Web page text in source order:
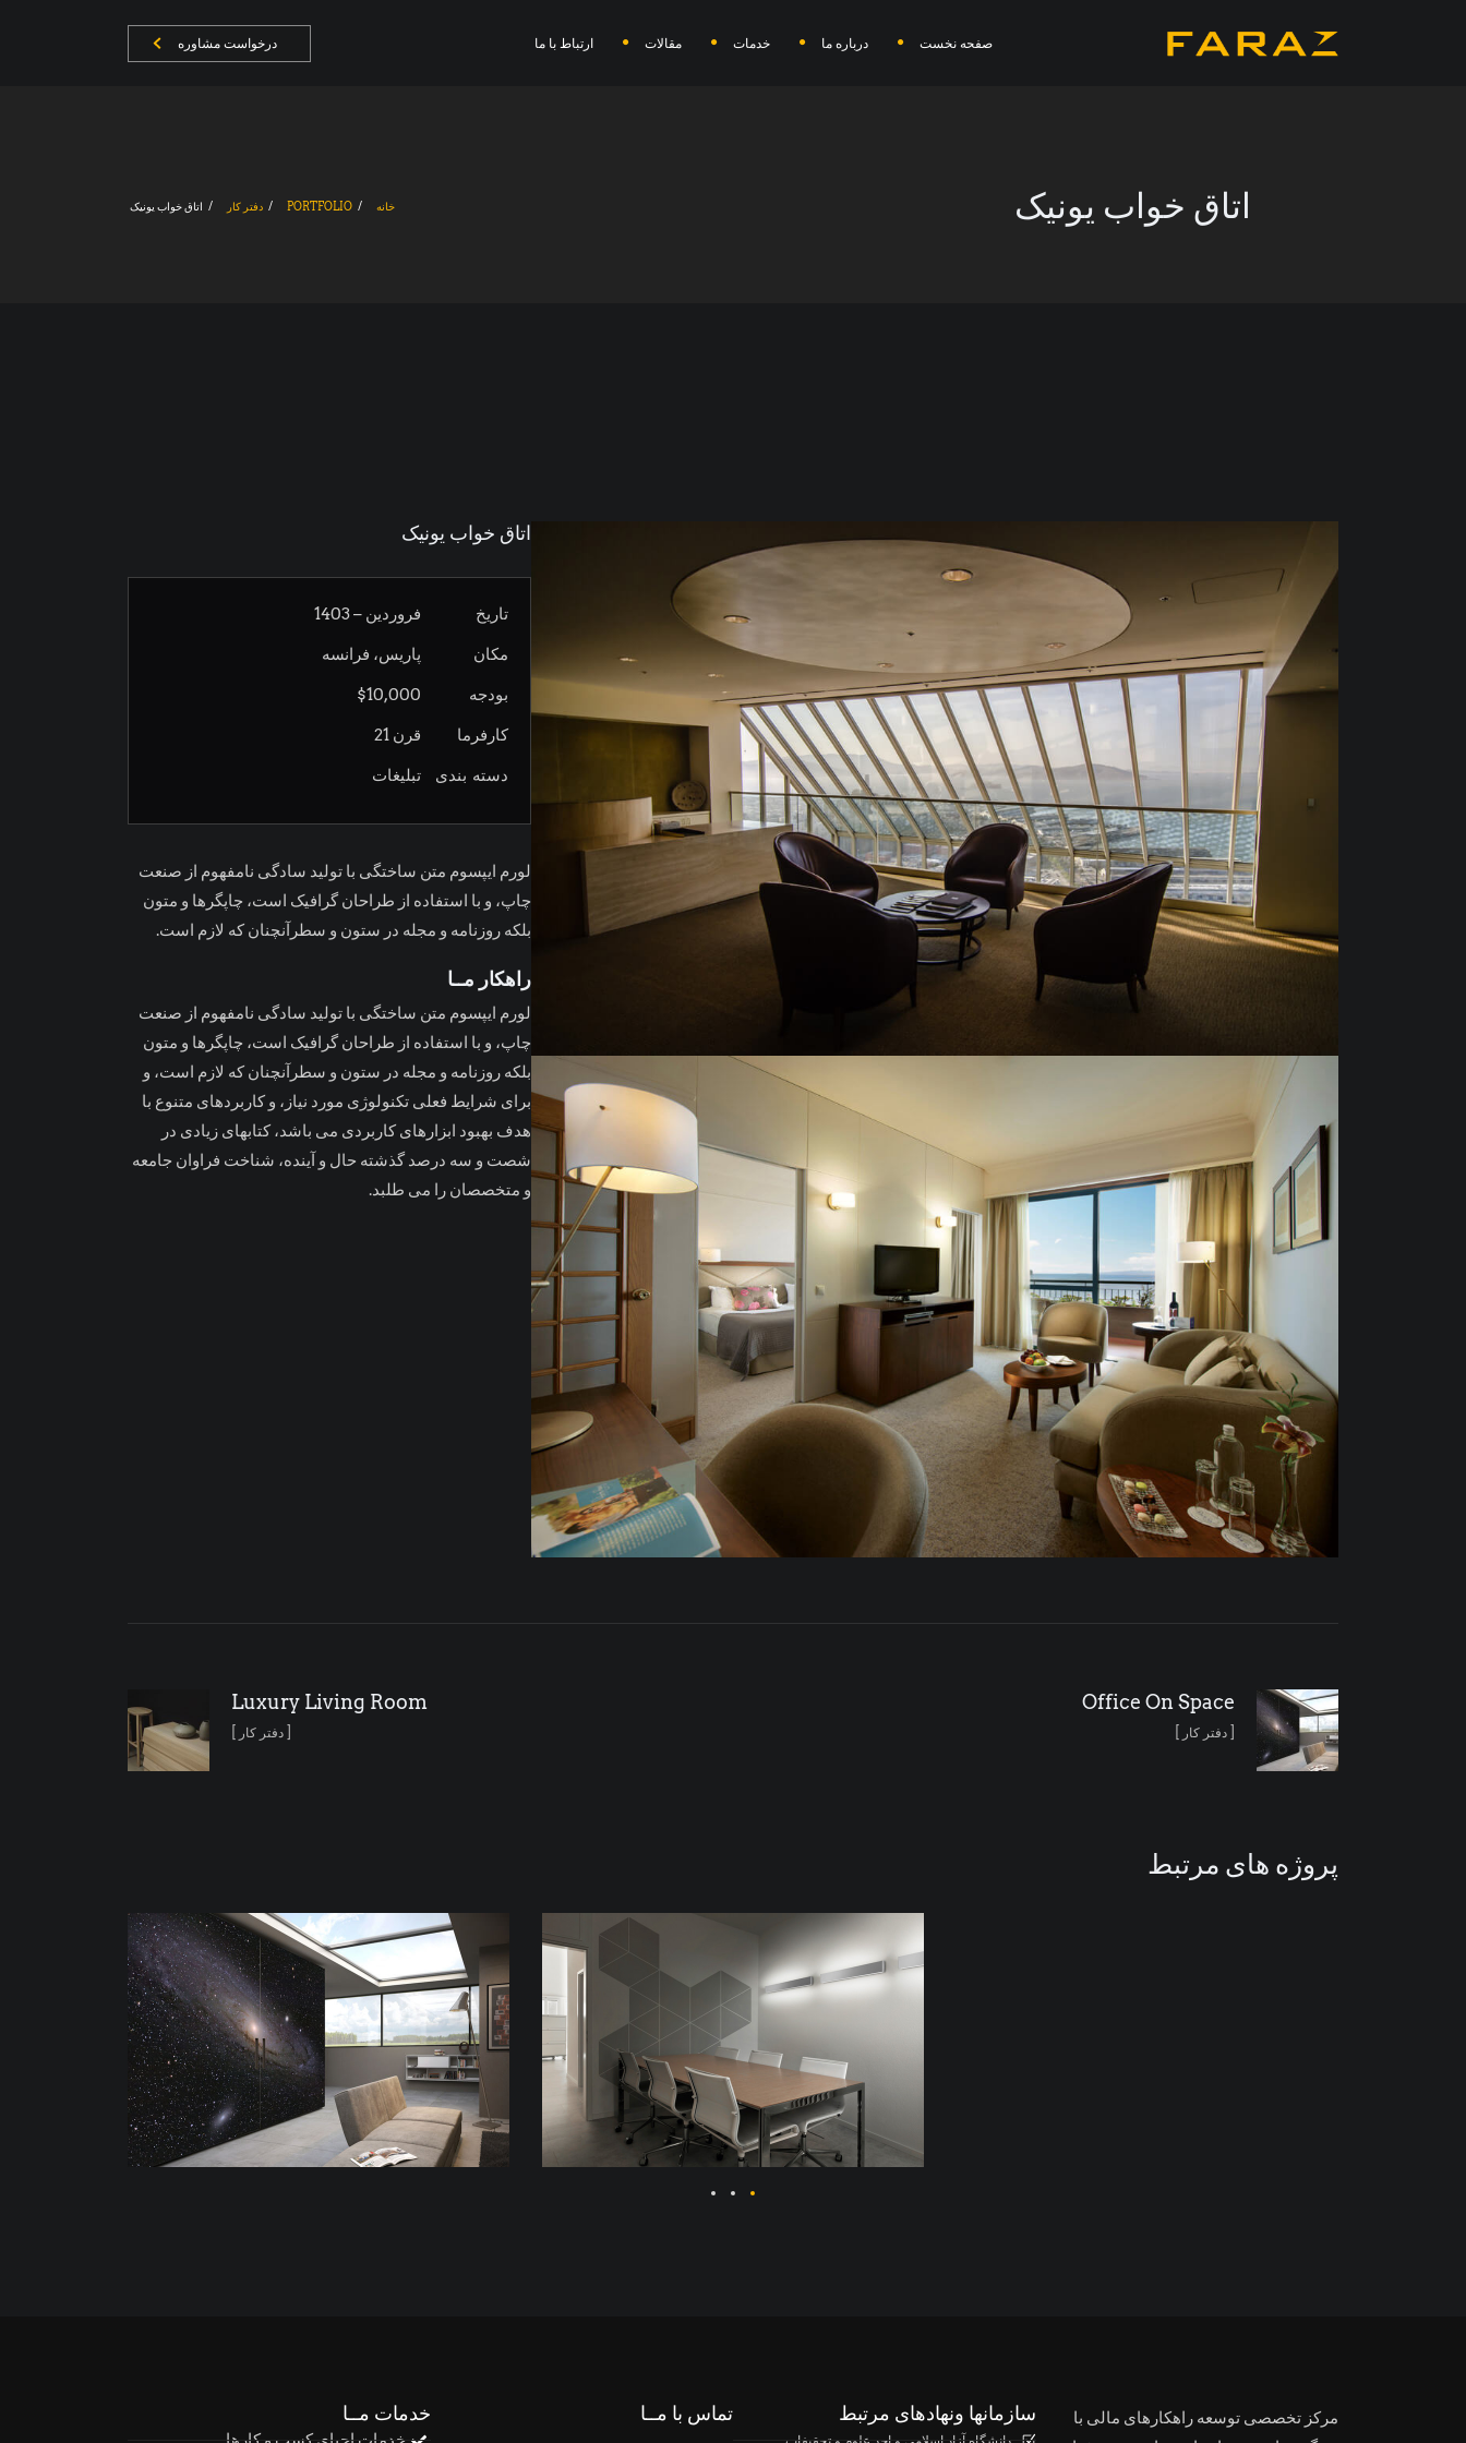
صفحه نخست درباره ما خدمات مقالات ارتباط با ما درخواست مشاوره
اتاق خواب یونیک خانه PORTFOLIO دفتر کار اتاق خواب یونیک
اتاق خواب یونیک
تاریخ فروردین – 1403
مکان پاریس، فرانسه
بودجه $10,000
کارفرما قرن 21
دسته بندی تبلیغات
لورم ایپسوم متن ساختگی با تولید سادگی نامفهوم از صنعت
چاپ، و با استفاده از طراحان گرافیک است، چاپگرها و متون
بلکه روزنامه و مجله در ستون و سطرآنچنان که لازم است.
راهکار مــا
لورم ایپسوم متن ساختگی با تولید سادگی نامفهوم از صنعت
چاپ، و با استفاده از طراحان گرافیک است، چاپگرها و متون
بلکه روزنامه و مجله در ستون و سطرآنچنان که لازم است، و
برای شرایط فعلی تکنولوژی مورد نیاز، و کاربردهای متنوع با
هدف بهبود ابزارهای کاربردی می باشد، کتابهای زیادی در
شصت و سه درصد گذشته حال و آینده، شناخت فراوان جامعه
و متخصصان را می طلبد.
Luxury Living Room
[ دفتر کار ]
Office On Space
[ دفتر کار ]
پروژه های مرتبط
مرکز تخصصی توسعه راهکارهای مالی با
سازمانها ونهادهای مرتبط تماس با مــا خدمات مــا